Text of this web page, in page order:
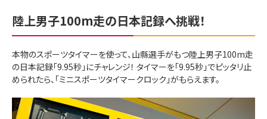
陸上男子100m走の日本記録へ挑戦！
本物のスポーツタイマーを使って、山縣選手がもつ陸上男子100m走
の日本記録「9.95秒」にチャレンジ！ タイマーを「9.95秒」でピッタリ止
められたら、「ミニスポーツタイマークロック」がもらえます。